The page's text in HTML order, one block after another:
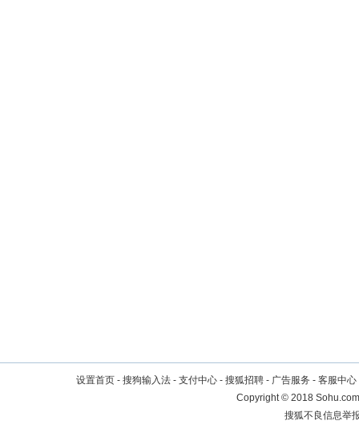
设置首页 - 搜狗输入法 - 支付中心 - 搜狐招聘 - 广告服务 - 客服中心
Copyright©2018
搜狐不良信息举